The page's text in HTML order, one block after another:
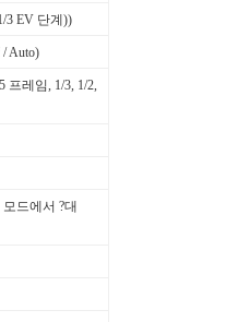
3 EV 단계))
Auto)
프레임, 1/3, 1/2,
드에서 ?대